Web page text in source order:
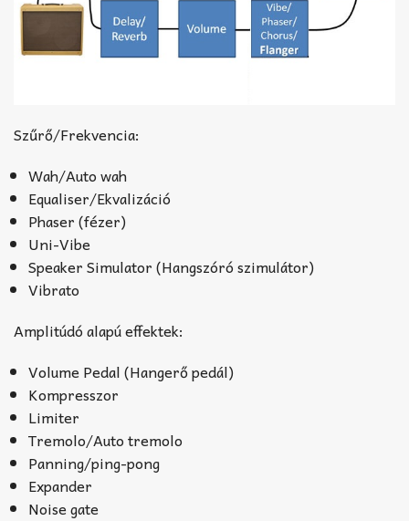
Szűrő/Frekvencia:
Wah/Auto wah
Equaliser/Ekvalizáció
Phaser (fézer)
Uni-Vibe
Speaker Simulator (Hangszóró szimulátor)
Vibrato
Amplitúdó alapú effektek:
Volume Pedal (Hangerő pedál)
Kompresszor
Limiter
Tremolo/Auto tremolo
Panning/ping-pong
Expander
Noise gate